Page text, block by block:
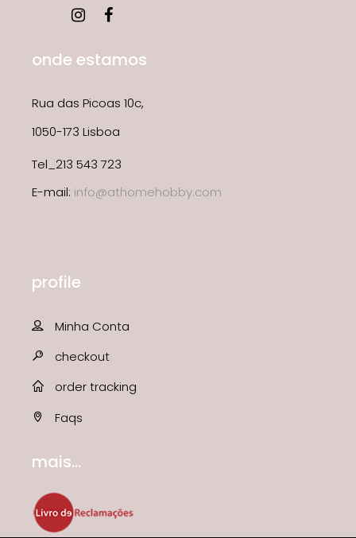
onde estamos
Rua das Picoas 10c,
1050-173 Lisboa
Tel_213 543 723
E-mail: info@athomehobby.com
profile
Minha Conta
checkout
order tracking
Faqs
mais...